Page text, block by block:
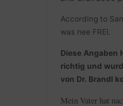
According to
was nee FREI.
Diese Angaben
richtig und
von Dr. Brandl
Mein Vater hat